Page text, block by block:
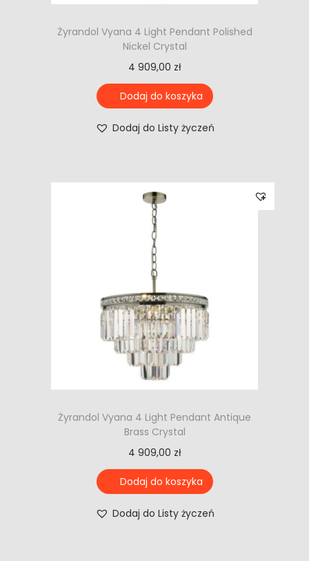
Żyrandol Vyana 4 Light Pendant Polished
Nickel Crystal
4 909,00 zł
Dodaj do koszyka
Dodaj do Listy życzeń
Żyrandol Vyana 4 Light Pendant Antique
Brass Crystal
4 909,00 zł
Dodaj do koszyka
Dodaj do Listy życzeń